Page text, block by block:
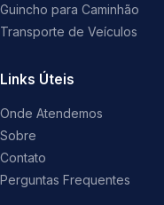
Guincho para Caminhão
Transporte de Veículos
Links Úteis
Onde Atendemos
Sobre
Contato
Perguntas Frequentes